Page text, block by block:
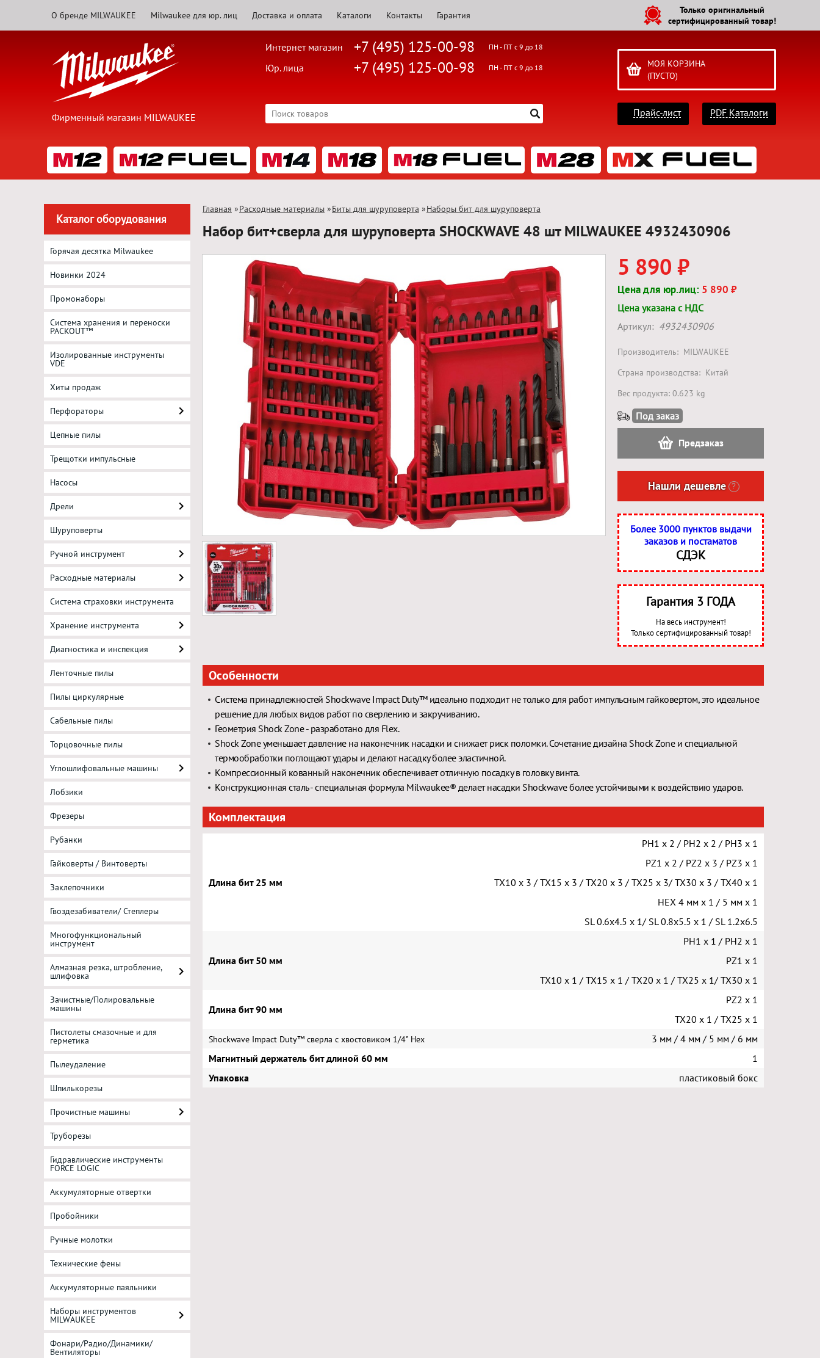
О бренде MILWAUKEE Milwaukee для юр. лиц Доставка и оплата Каталоги Контакты Гарантия
Только оригинальный
сертифицированный товар!
Фирменный магазин MILWAUKEE
Интернет магазин +7 (495) 125-00-98 ПН - ПТ с 9 до 18
Юр. лица +7 (495) 125-00-98 ПН - ПТ с 9 до 18
МОЯ КОРЗИНА
(ПУСТО)
Прайс-лист PDF Каталоги
Каталог оборудования
Горячая десятка Milwaukee
Новинки 2024
Промонаборы
Система хранения и переноски
PACKOUT™
Изолированные инструменты
VDE
Хиты продаж
Перфораторы
Цепные пилы
Трещотки импульсные
Насосы
Дрели
Шуруповерты
Ручной инструмент
Расходные материалы
Система страховки инструмента
Хранение инструмента
Диагностика и инспекция
Ленточные пилы
Пилы циркулярные
Сабельные пилы
Торцовочные пилы
Углошлифовальные машины
Лобзики
Фрезеры
Рубанки
Гайковерты / Винтоверты
Заклепочники
Гвоздезабиватели/ Степлеры
Многофункциональный
инструмент
Алмазная резка, штробление,
шлифовка
Зачистные/Полировальные
машины
Пистолеты смазочные и для
герметика
Пылеудаление
Шпилькорезы
Прочистные машины
Труборезы
Гидравлические инструменты
FORCE LOGIC
Аккумуляторные отвертки
Пробойники
Ручные молотки
Технические фены
Аккумуляторные паяльники
Наборы инструментов
MILWAUKEE
Фонари/Радио/Динамики/
Вентиляторы
Главная »Расходные материалы »Биты для шуруповерта »Наборы бит для шуруповерта
Набор бит+сверла для шуруповерта SHOСKWAVE 48 шт MILWAUKEE 4932430906
5 890 ₽
Цена для юр.лиц: 5 890 ₽
Цена указана с НДС
Артикул: 4932430906
Производитель: MILWAUKEE
Страна производства: Китай
Вес продукта: 0.623 kg
Под заказ
Предзаказ
Нашли дешевле ?
Более 3000 пунктов выдачи
заказов и постаматов
СДЭК
Гарантия 3 ГОДА
На весь инструмент!
Только сертифицированный товар!
Особенности
Система принадлежностей Shockwave Impact Duty™ идеально подходит не только для работ импульсным гайковертом, это идеальное
решение для любых видов работ по сверлению и закручиванию.
Геометрия Shock Zone - разработано для Flex.
Shock Zone уменьшает давление на наконечник насадки и снижает риск поломки. Сочетание дизайна Shock Zone и специальной
термообработки поглощают удары и делают насадку более эластичной.
Компрессионный кованный наконечник обеспечивает отличную посадку в головку винта.
Конструкционная сталь - специальная формула Milwaukee® делает насадки Shockwave более устойчивыми к воздействию ударов.
Комплектация
Длина бит 25 мм
PH1 x 2 / PH2 х 2 / PH3 x 1
PZ1 х 2 / PZ2 х 3 / PZ3 х 1
TX10 x 3 / TX15 x 3 / TX20 х 3 / TX25 х 3/ TX30 x 3 / TX40 x 1
HEX 4 мм x 1 / 5 мм x 1
SL 0.6x4.5 x 1/ SL 0.8x5.5 x 1 / SL 1.2x6.5
Длина бит 50 мм
PH1 x 1 / PH2 х 1
PZ1 х 1
TX10 x 1 / TX15 x 1 / TX20 х 1 / TX25 х 1/ TX30 x 1
Длина бит 90 мм
PZ2 х 1
TX20 х 1 / TX25 х 1
Shockwave Impact Duty™ сверла с хвостовиком 1/4" Hex
3 мм / 4 мм / 5 мм / 6 мм
Магнитный держатель бит длиной 60 мм
1
Упаковка
пластиковый бокс